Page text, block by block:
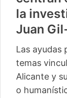
la
Juan
Las ayudas
temas
Alicante y
o